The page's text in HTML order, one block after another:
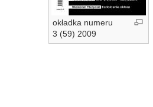
okładka numeru
3 (59) 2009